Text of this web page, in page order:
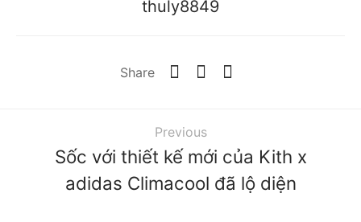
thuly8849
Share
Previous
Sốc với thiết kế mới của Kith x
adidas Climacool đã lộ diện